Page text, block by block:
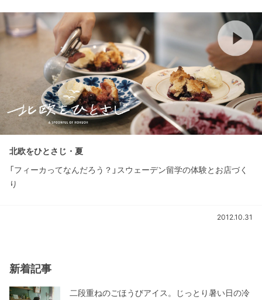
北欧をひとさじ・夏
「フィーカってなんだろう？」スウェーデン留学の体験とお店づく
り
2012.10.31
新着記事
二段重ねのごほうびアイス。じっとり暑い日の冷